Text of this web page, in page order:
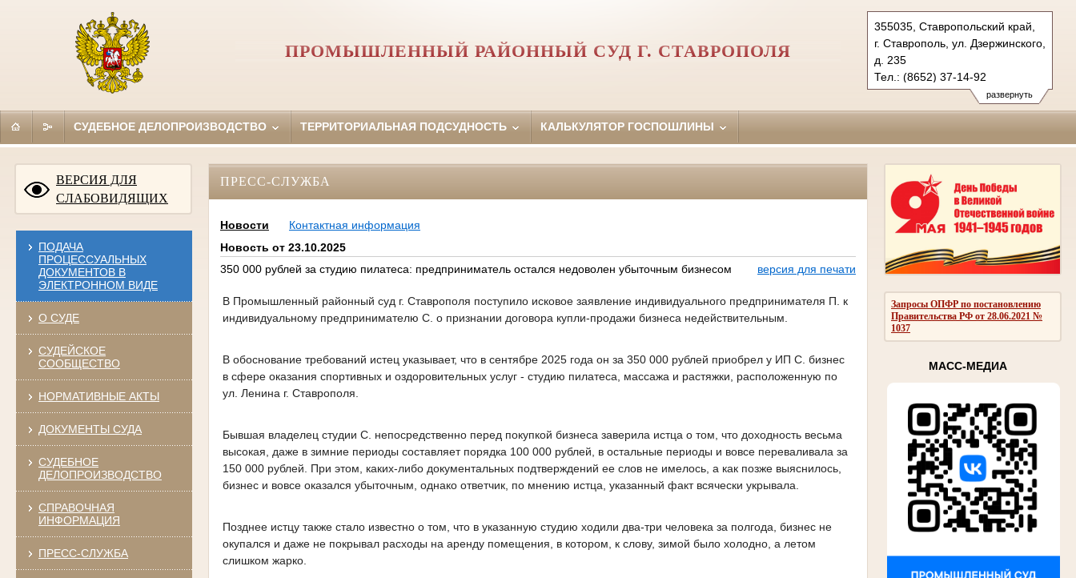
развернуть
355035, Ставропольский край,
г. Ставрополь, ул. Дзержинского,
д. 235
Тел.: (8652) 37-14-92
promyshleny.stv@sudrf.ru
ПРОМЫШЛЕННЫЙ РАЙОННЫЙ СУД Г. СТАВРОПОЛЯ
СУДЕБНОЕ ДЕЛОПРОИЗВОДСТВО ТЕРРИТОРИАЛЬНАЯ ПОДСУДНОСТЬ КАЛЬКУЛЯТОР ГОСПОШЛИНЫ
ВЕРСИЯ ДЛЯ
СЛАБОВИДЯЩИХ
ПОДАЧА
ПРОЦЕССУАЛЬНЫХ
ДОКУМЕНТОВ В
ЭЛЕКТРОННОМ ВИДЕ
О СУДЕ
СУДЕЙСКОЕ
СООБЩЕСТВО
НОРМАТИВНЫЕ АКТЫ
ДОКУМЕНТЫ СУДА
СУДЕБНОЕ
ДЕЛОПРОИЗВОДСТВО
СПРАВОЧНАЯ
ИНФОРМАЦИЯ
ПРЕСС-СЛУЖБА
Запросы ОПФР по постановлению
Правительства РФ от 28.06.2021 №
1037
МАСС-МЕДИА
ПРЕСС-СЛУЖБА
Новости
Контактная информация
Новость от 23.10.2025
350 000 рублей за студию пилатеса: предприниматель остался недоволен убыточным бизнесом
версия для печати
В Промышленный районный суд г. Ставрополя поступило исковое заявление индивидуального предпринимателя П. к
индивидуальному предпринимателю С. о признании договора купли-продажи бизнеса недействительным.
В обоснование требований истец указывает, что в сентябре 2025 года он за 350 000 рублей приобрел у ИП С. бизнес
в сфере оказания спортивных и оздоровительных услуг - студию пилатеса, массажа и растяжки, расположенную по
ул. Ленина г. Ставрополя.
Бывшая владелец студии С. непосредственно перед покупкой бизнеса заверила истца о том, что доходность весьма
высокая, даже в зимние периоды составляет порядка 100 000 рублей, в остальные периоды и вовсе переваливала за
150 000 рублей. При этом, каких-либо документальных подтверждений ее слов не имелось, а как позже выяснилось,
бизнес и вовсе оказался убыточным, однако ответчик, по мнению истца, указанный факт всячески укрывала.
Позднее истцу также стало известно о том, что в указанную студию ходили два-три человека за полгода, бизнес не
окупался и даже не покрывал расходы на аренду помещения, в котором, к слову, зимой было холодно, а летом
слишком жарко.